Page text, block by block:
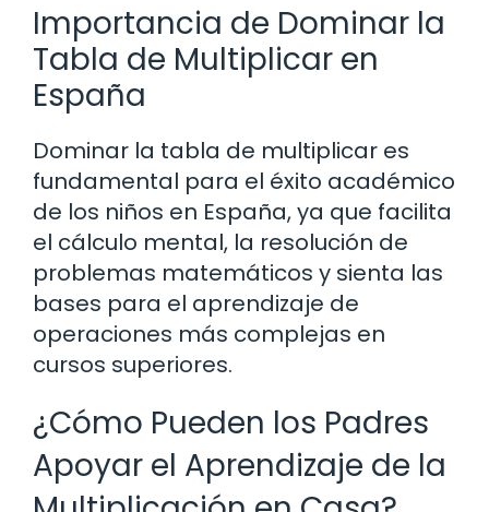
Importancia de Dominar la
Tabla de Multiplicar en
España
Dominar la tabla de multiplicar es
fundamental para el éxito académico
de los niños en España, ya que facilita
el cálculo mental, la resolución de
problemas matemáticos y sienta las
bases para el aprendizaje de
operaciones más complejas en
cursos superiores.
¿Cómo Pueden los Padres
Apoyar el Aprendizaje de la